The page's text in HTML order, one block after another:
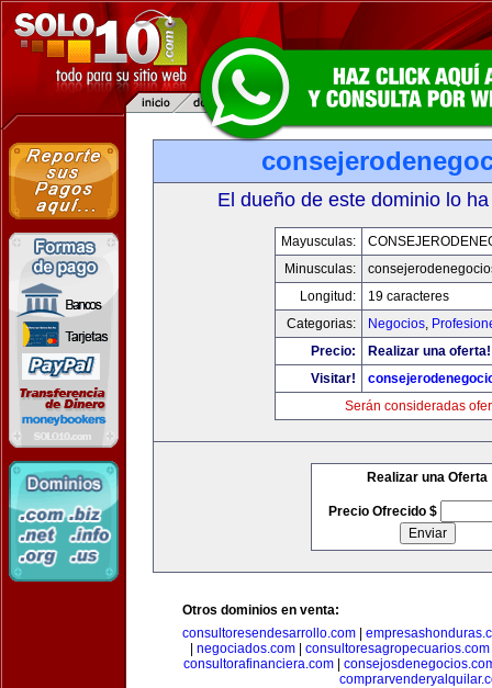
El dueño de este dominio lo
Mayusculas:
Minusculas:
Longitud:
19 caracteres
Categorias:
Negocios,
Precio:
Realizar una oferta!
Visitar!
Serán consideradas
Realizar una Oferta
Precio Ofrecido $
Otros dominios en venta:
consultoresendesarrollo.com
negociados.com consultoresagropecuarios.com
consultorafinanciera.com|